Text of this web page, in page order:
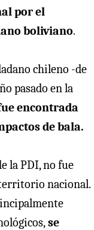
por el
boliviano.
chileno -de
pasado en la
encontrada
de bala.
la PDI, no fue
nacional.
se